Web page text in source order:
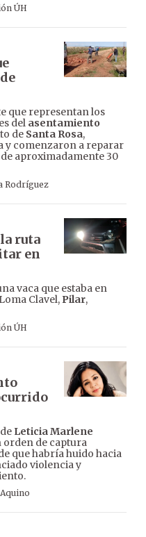
ÚH
que representan los
del asentamiento
de Santa Rosa,
y comenzaron a reparar
aproximadamente 30
Rodríguez
ruta
en
vaca que estaba en
Clavel, Pilar,
ÚH
de Leticia Marlene
orden de captura
que habría huido hacia
violencia y